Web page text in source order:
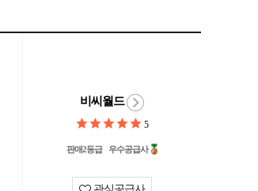
비씨월드
5
판매2등급 우수공급사